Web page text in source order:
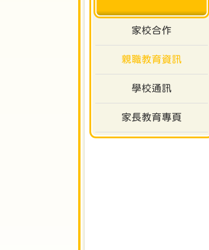
家校合作
親職教育資訊
學校通訊
家長教育專頁